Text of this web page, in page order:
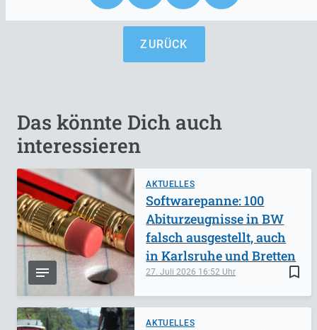
ZURÜCK
Das könnte Dich auch
interessieren
AKTUELLES
bookmark_border
27. Juli 2026 16:52
Softwarepanne: 100
Abiturzeugnisse in BW
falsch ausgestellt, auch
in Karlsruhe und Bretten
AKTUELLES